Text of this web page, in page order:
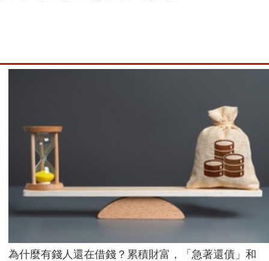
為什麼有錢人還在借錢？累積財富，「急著還債」和